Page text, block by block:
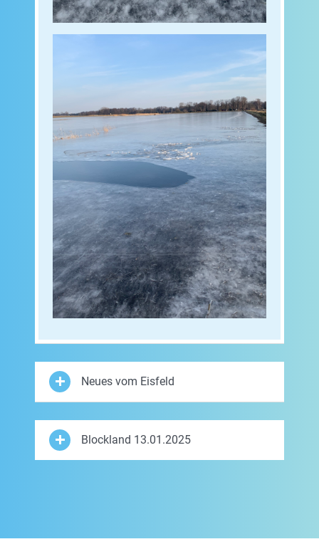
Neues vom Eisfeld
Blockland 13.01.2025